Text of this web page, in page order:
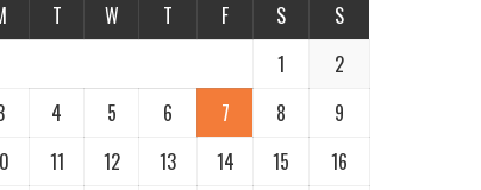
T W T F S
S
1
2
4 5 6 7 8
9
11 12 13 14 15
16